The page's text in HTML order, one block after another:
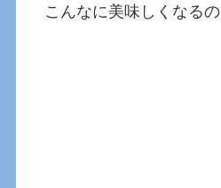
こんなに美味しくなるの